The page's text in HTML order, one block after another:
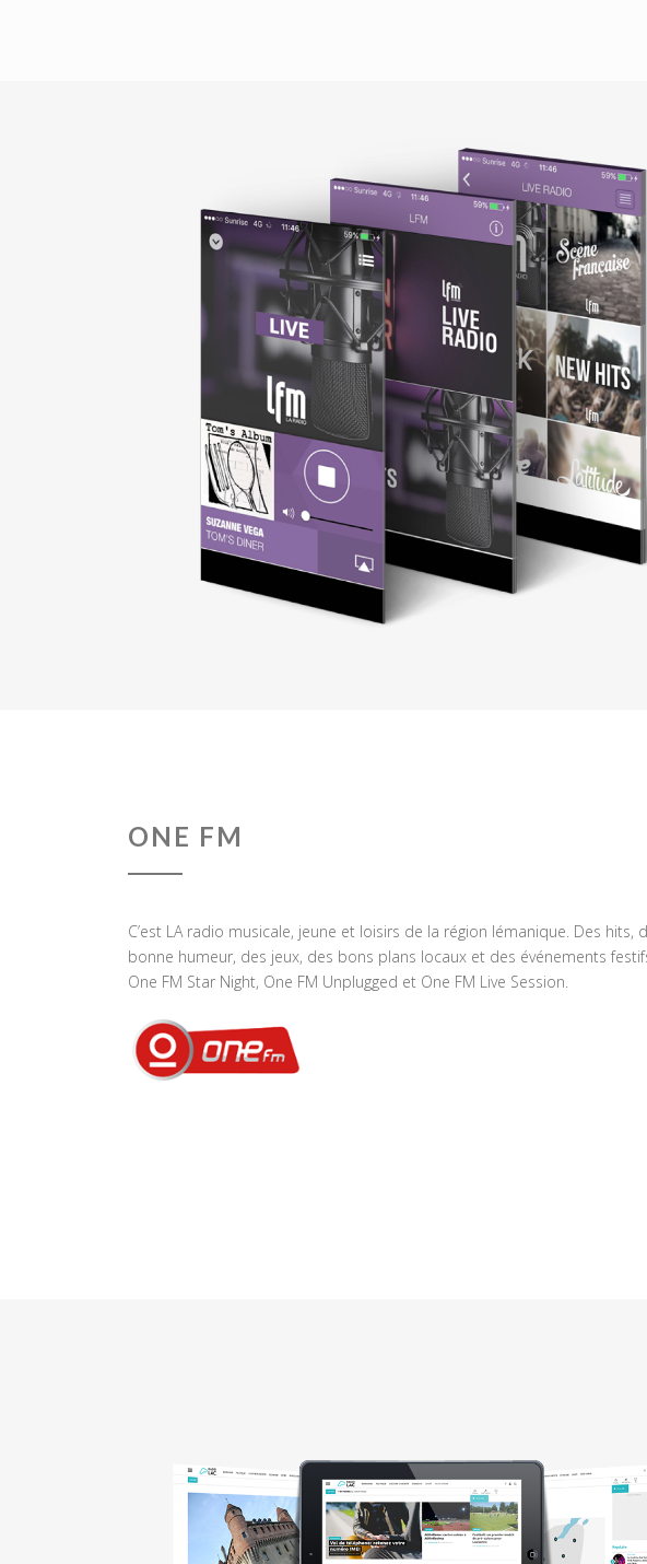
ONE FM
C’est LA radio musicale, jeune et loisirs de la région lémanique. Des hits,
bonne humeur, des jeux, des bons plans locaux et des événements
One FM Star Night, One FM Unplugged et One FM Live Session.